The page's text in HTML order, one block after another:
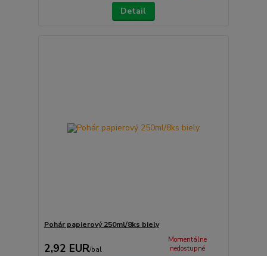
Detail
Pohár papierový 250ml/8ks biely
2,92 EUR/bal
Momentálne
nedostupné